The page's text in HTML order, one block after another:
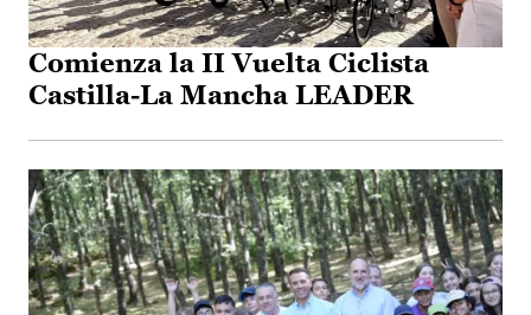
Comienza la II Vuelta Ciclista
Castilla-La Mancha LEADER